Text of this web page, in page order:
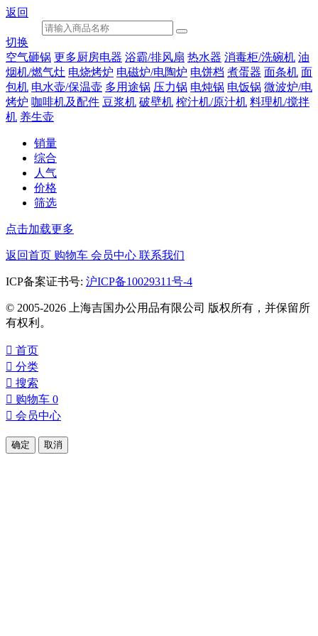
返回
切换
空气砸锅 更多厨房电器 浴霸/排风扇 热水器 消毒柜/洗碗机 油
烟机/燃气灶 电烧烤炉 电磁炉/电陶炉 电饼档 煮蛋器 面条机 面
包机 电水壶/保温壶 多用途锅 压力锅 电炖锅 电饭锅 微波炉/电
烤炉 咖啡机及配件 豆浆机 破壁机 榨汁机/原汁机 料理机/搅拌
机 养生壶
销量
综合
人气
价格
筛选
点击加载更多
返回首页 购物车 会员中心 联系我们
ICP备案证书号: 沪ICP备10029311号-4
© 2005-2026 上海吉国办公用品有限公司 版权所有，并保留所
有权利。
 首页
 分类
 搜索
 购物车 0
 会员中心
确定 取消